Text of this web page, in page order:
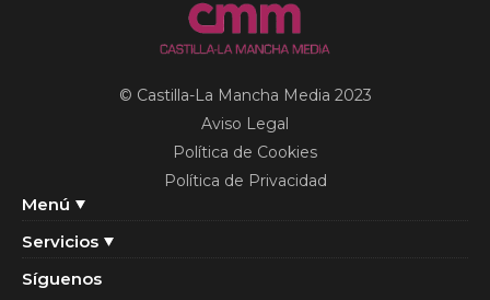
Menú
Servicios
© Castilla-La Mancha Media 2023
Aviso Legal
Política de Cookies
Política de Privacidad
Síguenos